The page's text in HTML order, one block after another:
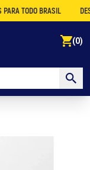
TODO BRASIL
(0)